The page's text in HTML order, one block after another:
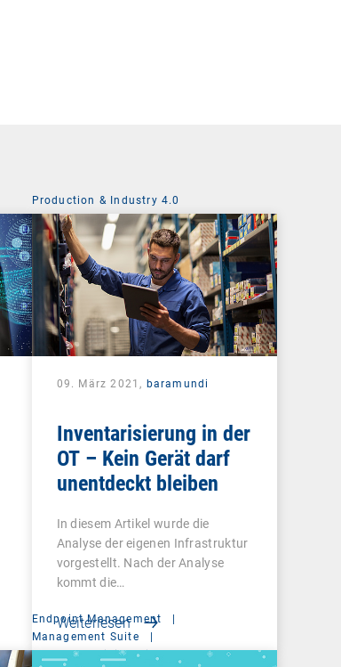
Production & Industry 4.0
09. März 2021, baramundi
Inventarisierung in der
OT – Kein Gerät darf
unentdeckt bleiben
In diesem Artikel wurde die
Analyse der eigenen Infrastruktur
vorgestellt. Nach der Analyse
kommt die…
Weiterlesen
Endpoint Management
|
Management Suite
|
System Administration